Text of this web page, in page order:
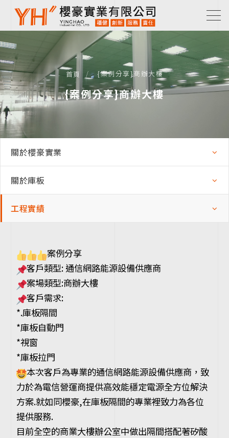
首頁 {案例分享}商辦大樓
{案例分享}商辦大樓
關於櫻豪實業
關於庫板
工程實績
案例分享
客戶類型: 通信網路能源設備供應商
案場類型:商辦大樓
客戶需求:
*.庫板隔間
*庫板自動門
*視窗
*庫板拉門
本次客戶為專業的通信網路能源設備供應商，致
力於為電信營運商提供高效能穩定電源全方位解決
方案.就如同櫻豪,在庫板隔間的專業裡致力為各位
提供服務.
目前全空的商業大樓辦公室中做出隔間搭配著矽酸